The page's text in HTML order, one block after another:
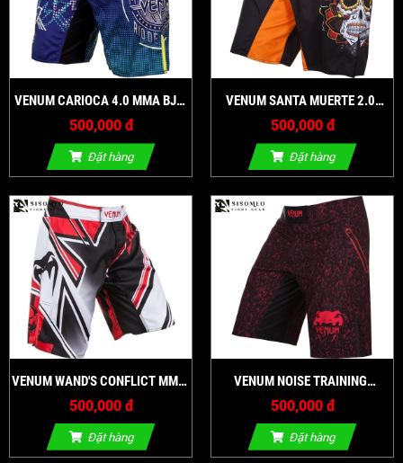
VENUM CARIOCA 4.0 MMA BJJ
GRAPPLING SHORTS BLUE BY
VENUM
500,000 đ
Đặt hàng
VENUM SANTA MUERTE 2.0
SHORTS - BLACK
500,000 đ
Đặt hàng
VENUM WAND'S CONFLICT MMA
SHORTS BLACK ICE RED
500,000 đ
Đặt hàng
VENUM NOISE TRAINING
SHORTS
500,000 đ
Đặt hàng